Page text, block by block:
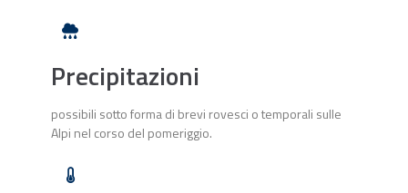
Precipitazioni
possibili sotto forma di brevi rovesci o temporali sulle
Alpi nel corso del pomeriggio.